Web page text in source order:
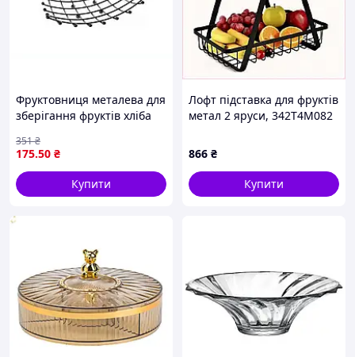
Фруктовниця металева для
зберігання фруктів хліба
EMPIRE
175.50 ₴
351₴
Купити
Лофт підставка для фруктів
метал 2 яруси, 342T4M082
866 ₴
Купити